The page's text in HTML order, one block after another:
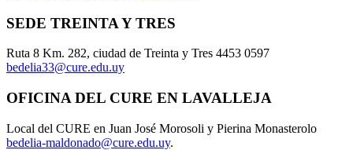
SEDE TREINTA Y TRES
Ruta 8 Km. 282, ciudad de Treinta y Tres 4453 0597
bedelia33@cure.edu.uy
OFICINA DEL CURE EN LAVALLEJA
Local del CURE en Juan José Morosoli y Pierina Monasterolo
bedelia-maldonado@cure.edu.uy.